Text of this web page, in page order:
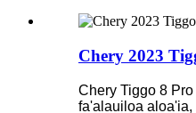
Chery 2023
Chery Tiggo 8
fa'alauiloa aloa'ia,